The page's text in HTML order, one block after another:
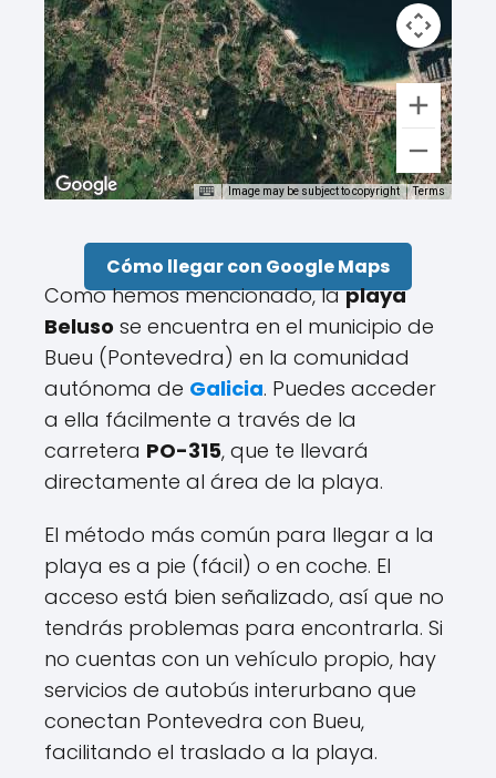
Image may be subject to copyright Terms
Cómo llegar con Google Maps
Como hemos mencionado, laplaya
Beluso se encuentra en el municipio de
Bueu (Pontevedra) en la comunidad
autónoma de Galicia. Puedes acceder
a ella fácilmente a través de la
carretera PO-315, que te llevará
directamente al área de la playa.
El método más común para llegar a la
playa es a pie (fácil) o en coche. El
acceso está bien señalizado, así que no
tendrás problemas para encontrarla. Si
no cuentas con un vehículo propio, hay
servicios de autobús interurbano que
conectan Pontevedra con Bueu,
facilitando el traslado a la playa.